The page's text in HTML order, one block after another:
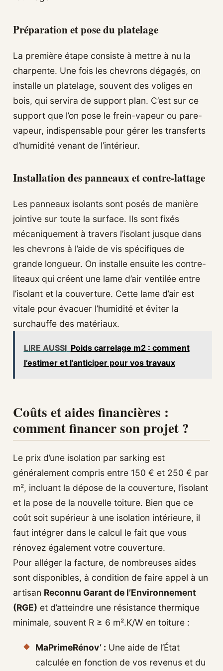
Préparation et pose du platelage
La première étape consiste à mettre à nu la
charpente. Une fois les chevrons dégagés, on
installe un platelage, souvent des voliges en
bois, qui servira de support plan. C’est sur ce
support que l’on pose le frein-vapeur ou pare-
vapeur, indispensable pour gérer les transferts
d’humidité venant de l’intérieur.
Installation des panneaux et contre-lattage
Les panneaux isolants sont posés de manière
jointive sur toute la surface. Ils sont fixés
mécaniquement à travers l’isolant jusque dans
les chevrons à l’aide de vis spécifiques de
grande longueur. On installe ensuite les contre-
liteaux qui créent une lame d’air ventilée entre
l’isolant et la couverture. Cette lame d’air est
vitale pour évacuer l’humidité et éviter la
surchauffe des matériaux.
LIRE AUSSI Poids carrelage m2 : comment
l’estimer et l’anticiper pour vos travaux
Coûts et aides financières :
comment financer son projet ?
Le prix d’une isolation par sarking est
généralement compris entre 150 € et 250 € par
m², incluant la dépose de la couverture, l’isolant
et la pose de la nouvelle toiture. Bien que ce
coût soit supérieur à une isolation intérieure, il
faut intégrer dans le calcul le fait que vous
rénovez également votre couverture.
Pour alléger la facture, de nombreuses aides
sont disponibles, à condition de faire appel à un
artisan Reconnu Garant de l’Environnement
(RGE) et d’atteindre une résistance thermique
minimale, souvent R ≥ 6 m².K/W en toiture :
MaPrimeRénov’ : Une aide de l’État
calculée en fonction de vos revenus et du